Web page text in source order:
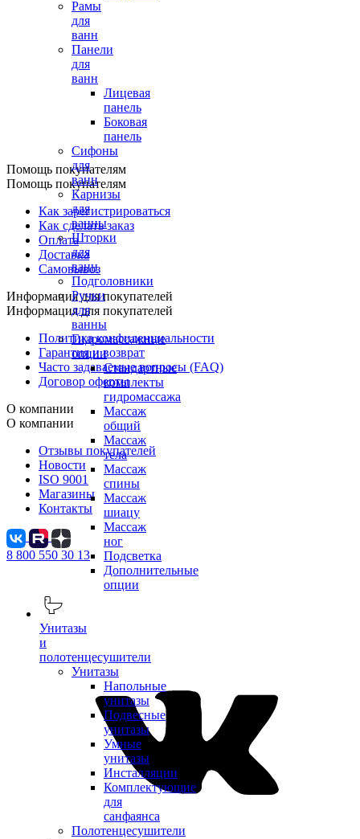
Рамы
для
ванн
Панели
для
ванн
Лицевая
панель
Боковая
панель
Сифоны
для
ванн
Карнизы
для
ванны
Шторки
для
ванн
Подголовники
Ручки
для
ванны
Гидромассажные
опции
Стандартные
комплекты
гидромассажа
Массаж
общий
Массаж
тела
Массаж
спины
Массаж
шиацу
Массаж
ног
Подсветка
Дополнительные
опции
Унитазы
и
полотенцесушители
Унитазы
Напольные
унитазы
Подвесные
унитазы
Умные
унитазы
Инсталляции
Комплектующие
для
санфаянса
Полотенцесушители
Помощь покупателям
Помощь покупателям
Как зарегистрироваться
Как сделать заказ
Оплата
Доставка
Самовывоз
Информация для покупателей
Информация для покупателей
Политика конфиденциальности
Гарантия и возврат
Часто задаваемые вопросы (FAQ)
Договор оферты
О компании
О компании
Отзывы покупателей
Новости
ISO 9001
Магазины
Контакты
8 800 550 30 13